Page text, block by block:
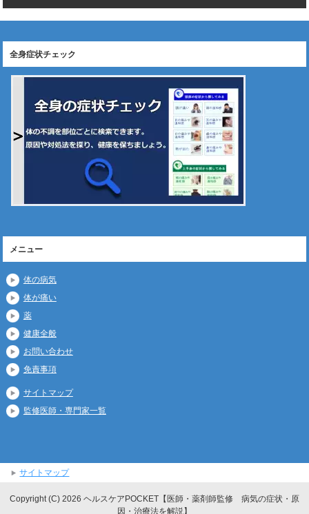
全身症状チェック
メニュー
体の病気
体が痛い
薬
健康全般
お問い合わせ
免責事項
サイトマップ
監修医師・専門家一覧
サイトマップ
Copyright (C) 2026 ヘルスケアPOCKET【医師・薬剤師監修 病気の症状・原
因・治療法を解説】